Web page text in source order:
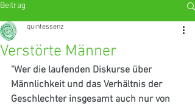
Beitrag
Verstörte Männer
quintessenz
"Wer die laufenden Diskurse über
Männlichkeit und das Verhältnis der
Geschlechter insgesamt auch nur von